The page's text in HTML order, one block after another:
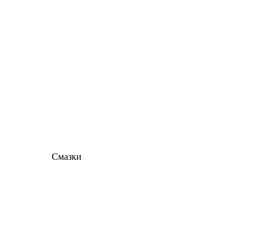
Смазки